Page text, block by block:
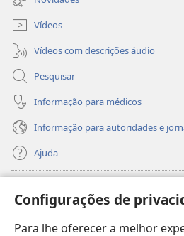
Configurações de
Para lhe oferecer a melhor
nova
janela)Vídeos
Vídeos com descrições áudio
Pesquisar
Informação para médicos
Informação para autoridades e
Ajuda
(abre
uma
nova
BibliotecaOnline da Torre de